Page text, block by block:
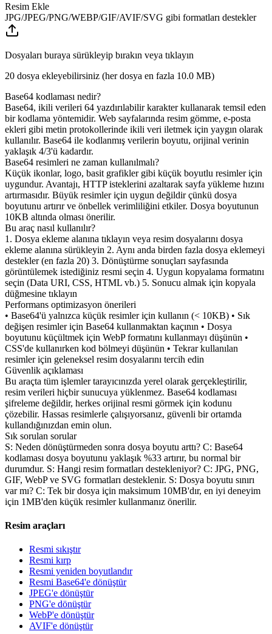
Resim Ekle
JPG/JPEG/PNG/WEBP/GIF/AVIF/SVG gibi formatları destekler
Dosyaları buraya sürükleyip bırakın veya tıklayın
20 dosya ekleyebilirsiniz (her dosya en fazla 10.0 MB)
Base64 kodlaması nedir?
Base64, ikili verileri 64 yazdırılabilir karakter kullanarak temsil eden
bir kodlama yöntemidir. Web sayfalarında resim gömme, e-posta
ekleri gibi metin protokollerinde ikili veri iletmek için yaygın olarak
kullanılır. Base64 ile kodlanmış verilerin boyutu, orijinal verinin
yaklaşık 4/3'ü kadardır.
Base64 resimleri ne zaman kullanılmalı?
Küçük ikonlar, logo, basit grafikler gibi küçük boyutlu resimler için
uygundur. Avantajı, HTTP isteklerini azaltarak sayfa yükleme hızını
artırmasıdır. Büyük resimler için uygun değildir çünkü dosya
boyutunu artırır ve önbellek verimliliğini etkiler. Dosya boyutunun
10KB altında olması önerilir.
Bu araç nasıl kullanılır?
1. Dosya ekleme alanına tıklayın veya resim dosyalarını dosya
ekleme alanına sürükleyin 2. Aynı anda birden fazla dosya eklemeyi
destekler (en fazla 20) 3. Dönüştürme sonuçları sayfasında
görüntülemek istediğiniz resmi seçin 4. Uygun kopyalama formatını
seçin (Data URI, CSS, HTML vb.) 5. Sonucu almak için kopyala
düğmesine tıklayın
Performans optimizasyon önerileri
• Base64'ü yalnızca küçük resimler için kullanın (< 10KB) • Sık
değişen resimler için Base64 kullanmaktan kaçının • Dosya
boyutunu küçültmek için WebP formatını kullanmayı düşünün •
CSS'de kullanırken kod bölmeyi düşünün • Tekrar kullanılan
resimler için geleneksel resim dosyalarını tercih edin
Güvenlik açıklaması
Bu araçta tüm işlemler tarayıcınızda yerel olarak gerçekleştirilir,
resim verileri hiçbir sunucuya yüklenmez. Base64 kodlaması
şifreleme değildir, herkes orijinal resmi görmek için kodunu
çözebilir. Hassas resimlerle çalışıyorsanız, güvenli bir ortamda
kullandığınızdan emin olun.
Sık sorulan sorular
S: Neden dönüştürmeden sonra dosya boyutu arttı? C: Base64
kodlaması dosya boyutunu yaklaşık %33 artırır, bu normal bir
durumdur. S: Hangi resim formatları destekleniyor? C: JPG, PNG,
GIF, WebP ve SVG formatları desteklenir. S: Dosya boyutu sınırı
var mı? C: Tek bir dosya için maksimum 10MB'dır, en iyi deneyim
için 1MB'den küçük resimler kullanmanız önerilir.
Resim araçları
Resmi sıkıştır
Resmi kırp
Resmi yeniden boyutlandır
Resmi Base64'e dönüştür
JPEG'e dönüştür
PNG'e dönüştür
WebP'e dönüştür
AVIF'e dönüştür